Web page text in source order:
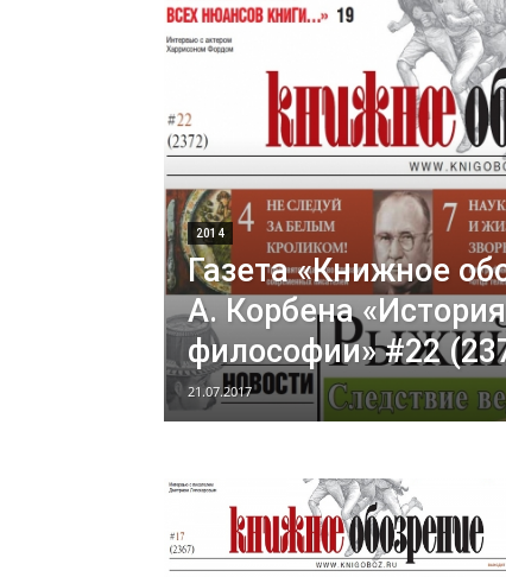
2014
Газета «Книжное
А. Корбена
философии» #22
21.07.2017